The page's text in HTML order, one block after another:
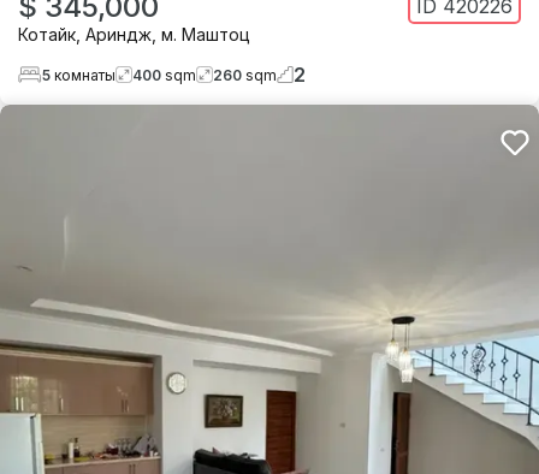
ID 420226
Котайк Ариндж м. Маштоц
5 комнаты 400 sqm 260 sqm 2